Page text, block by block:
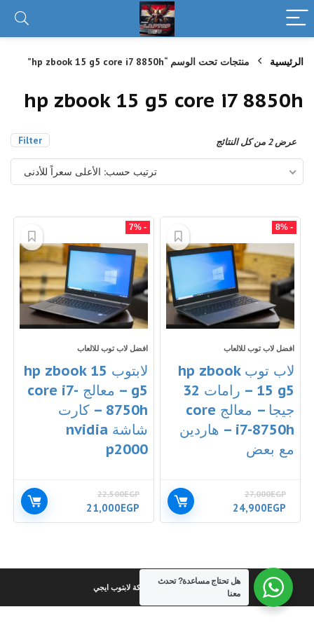
الرئيسية منتجات تحت الوسم “hp zbook 15 g5 core i7 8850h”
hp zbook 15 g5 core i7 8850h
Filter عرض ⁦2⁩ من كل النتائج
الأدنى
ترتيب حسب: الأعلى سعراً للأدنى
- 8%
افضل لاب توب للالعاب
لاب توب hp zbook
15 g5 – رامات 32
جيجا – معالج core
i7-8750h – هاردين
مع بعض
27,000EGP
السعر
الأصلي
24,900EGP
الحالي
- 7%
افضل لاب توب للالعاب
لابتوب hp zbook 15
g5 – معالج core i7-
8750h – كارت
شاشة nvidia
p2000
22,500EGP
السعر
الأصلي
21,000EGP
الحالي
كل الحقوق محفوظة لشركة لابتوب ايجي
هل تحتاج مساعدة?تحدث
معنا